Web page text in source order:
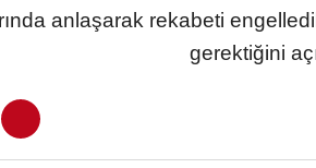
anlaşarak rekabeti
gerektiğini